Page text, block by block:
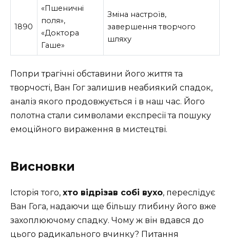
1890
«Пшеничні
поля»,
«Доктора
Гаше»
Зміна настроїв,
завершення творчого
шляху
Попри трагічні обставини його життя та
творчості, Ван Гог залишив неабиякий спадок,
аналіз якого продовжується і в наш час. Його
полотна стали символами експресії та пошуку
емоційного вираження в мистецтві.
Висновки
Історія того, хто відрізав собі вухо, переслідує
Ван Гога, надаючи ще більшу глибину його вже
захоплюючому спадку. Чому ж він вдався до
цього радикального вчинку? Питання